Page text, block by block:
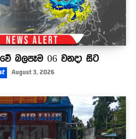
බලපෑම 06 වනදා සිට
August 3, 2026